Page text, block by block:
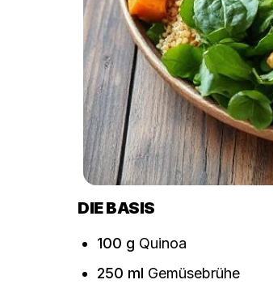
DIE BASIS
100 g Quinoa
250 ml Gemüsebrühe